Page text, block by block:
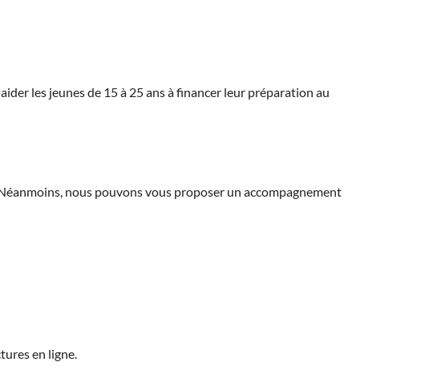
les jeunes de 15 à 25 ans à financer leur préparation au
nous pouvons vous proposer un accompagnement
en ligne.